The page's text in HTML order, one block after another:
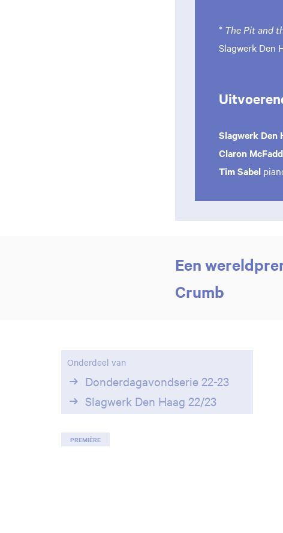
* The Pit and
Slagwerk Den
Slagwerk Den
Claron
Tim Sabel
Een
Crumb
Onderdeel van
Donderdagavondserie 22-23
Slagwerk Den Haag 22/23
PREMIÈRE